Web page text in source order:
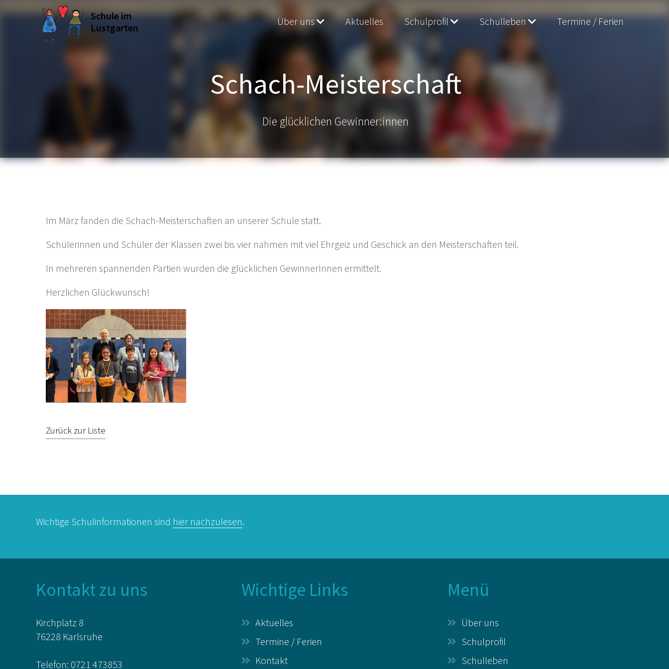
Schule im
Lustgarten
Über uns Aktuelles Schulprofil Schulleben Termine / Ferien
Schach-Meisterschaft
Die glücklichen Gewinner:innen
Im März fanden die Schach-Meisterschaften an unserer Schule statt.
Schülerinnen und Schüler der Klassen zwei bis vier nahmen mit viel Ehrgeiz und Geschick an den Meisterschaften teil.
In mehreren spannenden Partien wurden die glücklichen GewinnerInnen ermittelt.
Herzlichen Glückwunsch!
Zurück zur Liste
Wichtige Schulinformationen sind hier nachzulesen.
Kontakt zu uns
Kirchplatz 8
76228 Karlsruhe
Telefon: 0721 473853
Wichtige Links
Aktuelles
Termine / Ferien
Kontakt
Menü
Über uns
Schulprofil
Schulleben